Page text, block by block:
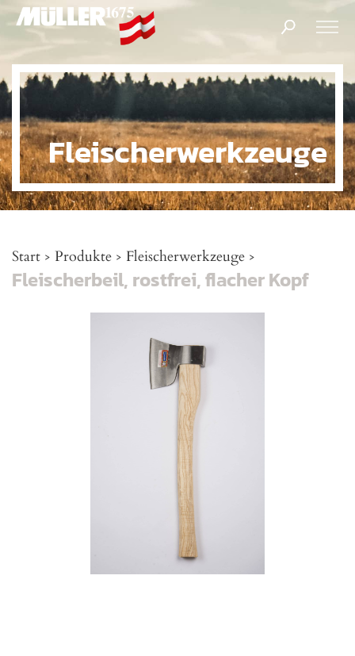
Products
search
Fleischerwerkzeuge
Start > Produkte > Fleischerwerkzeuge >
Fleischerbeil, rostfrei, flacher Kopf